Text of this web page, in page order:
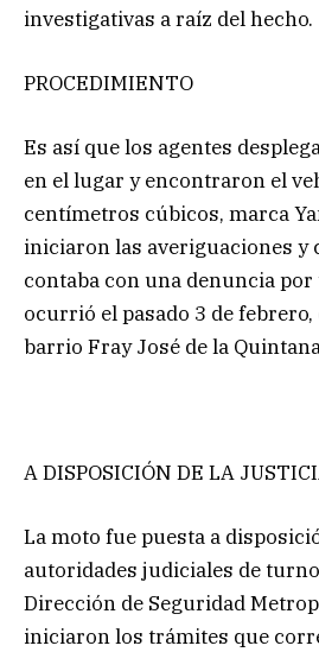
investigativas a raíz del hecho.
PROCEDIMIENTO
Es así que los agentes
en el lugar y encontraron el
centímetros cúbicos, marca
iniciaron las averiguaciones y
contaba con una denuncia
ocurrió el pasado 3 de
barrio Fray José de la
A DISPOSICIÓN DE LA
La moto fue puesta a
autoridades judiciales de
Dirección de Seguridad
iniciaron los trámites que